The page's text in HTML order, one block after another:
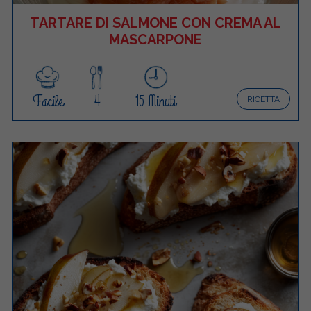
TARTARE DI SALMONE CON CREMA AL
MASCARPONE
RICETTA
Facile 4 15 Minuti